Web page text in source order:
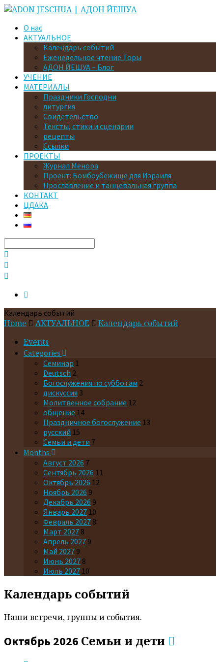
О нас
АКТУАЛЬНОЕ
Календарь событий
Еженедельное чтение Торы
АДОН ЙЕШУА – Блог
УЧЕНИЕ
МАТЕРИАЛЫ
Праздники Господни
литургия
Свидетельство
Тексты, стихи и сценарии
рецепты
Ссылки
ПРОЕКТЫ
Журнал Менора
Проект: Бомбоубежище для Израиля
Прославление и танцевальная группа
КОНТАКТ
ЦДАКА
Search
Календарь событий
Home АКТУАЛЬНОЕ
Календарь событий
Events
Categories
Cеминар 1
Deutsch 2
Богослужения по субботам 2
дискуссия 3
Молитвенное собрание 12
общение 14
Праздничное богослужение 13
русский 15
Семьи и дети 7
Months
Август 2026 7
Сентябрь 2026 11
Октябрь 2026 12
Ноябрь 2026 9
Декабрь 2026 9
Январь 2027 10
Февраль 2027 8
Март 2027 8
Апрель 2027 9
Май 2027 9
Июнь 2027 8
Июль 2027 10
Календарь событий
Наши встречи, группы и события.
Октябрь 2026 Семьи и дети